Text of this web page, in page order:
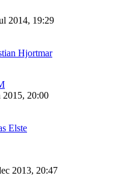
2014, 19:29
Hjortmar
2015, 20:00
Elste
2013, 20:47